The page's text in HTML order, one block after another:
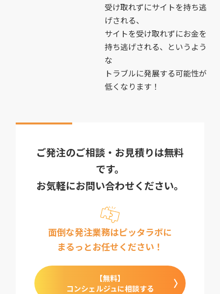
受け取れずにサイトを持ち逃
げされる、
サイトを受け取れずにお金を
持ち逃げされる、というよう
な
トラブルに発展する可能性が
低くなります！
ご発注のご相談・お見積りは無料
です。
お気軽にお問い合わせください。
面倒な発注業務はピッタラボに
まるっとお任せください！
【無料】
コンシェルジュに相談する